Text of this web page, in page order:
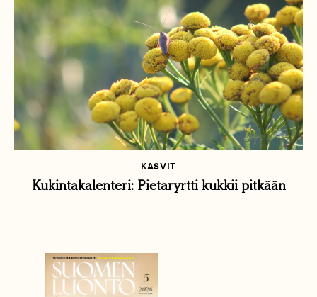
KASVIT
Kukintakalenteri: Pietaryrtti kukkii pitkään